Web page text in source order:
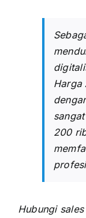
Harga
200
Hubungi